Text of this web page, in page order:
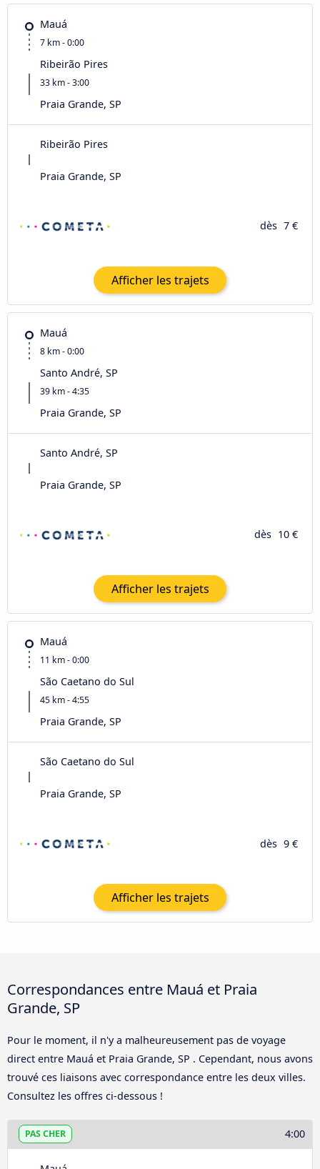
Mauá
7 km - 0:00
Ribeirão Pires
33 km - 3:00
Praia Grande, SP
Ribeirão Pires
Praia Grande, SP
dès 7 €
Afficher les trajets
Mauá
8 km - 0:00
Santo André, SP
39 km - 4:35
Praia Grande, SP
Santo André, SP
Praia Grande, SP
dès 10 €
Afficher les trajets
Mauá
11 km - 0:00
São Caetano do Sul
45 km - 4:55
Praia Grande, SP
São Caetano do Sul
Praia Grande, SP
dès 9 €
Afficher les trajets
Correspondances entre Mauá et Praia
Grande, SP
Pour le moment, il n'y a malheureusement pas de voyage
direct entre Mauá et Praia Grande, SP . Cependant, nous avons
trouvé ces liaisons avec correspondance entre les deux villes.
Consultez les offres ci-dessous !
PAS CHER 4:00